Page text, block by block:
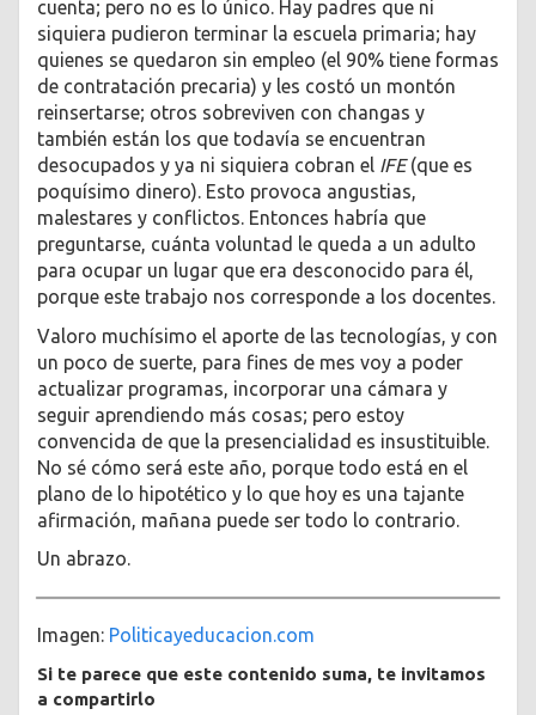
cuenta; pero no es lo único. Hay padres que ni
siquiera pudieron terminar la escuela primaria; hay
quienes se quedaron sin empleo (el 90% tiene formas
de contratación precaria) y les costó un montón
reinsertarse; otros sobreviven con changas y
también están los que todavía se encuentran
desocupados y ya ni siquiera cobran el IFE(que es
poquísimo dinero). Esto provoca angustias,
malestares y conflictos. Entonces habría que
preguntarse, cuánta voluntad le queda a un adulto
para ocupar un lugar que era desconocido para él,
porque este trabajo nos corresponde a los docentes.
Valoro muchísimo el aporte de las tecnologías, y con
un poco de suerte, para fines de mes voy a poder
actualizar programas, incorporar una cámara y
seguir aprendiendo más cosas; pero estoy
convencida de que la presencialidad es insustituible.
No sé cómo será este año, porque todo está en el
plano de lo hipotético y lo que hoy es una tajante
afirmación, mañana puede ser todo lo contrario.
Un abrazo.
Imagen: Politicayeducacion.com
Si te parece que este contenido suma, te invitamos
a compartirlo